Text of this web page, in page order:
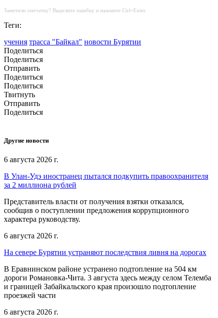
Заметили опечатку? Выделите ошибку и нажмите Ctrl+Enter.
Теги:
учения трасса "Байкал" новости Бурятии
Поделиться
Поделиться
Отправить
Поделиться
Поделиться
Твитнуть
Отправить
Поделиться
Другие новости
6 августа 2026 г.
В Улан-Удэ иностранец пытался подкупить правоохранителя
за 2 миллиона рублей
Представитель власти от получения взятки отказался,
сообщив о поступлении предложения коррупционного
характера руководству.
6 августа 2026 г.
На севере Бурятии устраняют последствия ливня на дорогах
В Еравнинском районе устранено подтопление на 504 км
дороги Романовка-Чита. 3 августа здесь между селом Телемба
и границей Забайкальского края произошло подтопление
проезжей части
6 августа 2026 г.